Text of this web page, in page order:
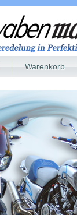
Warenkorb